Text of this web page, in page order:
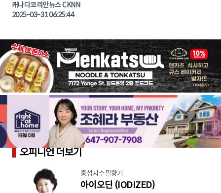
스 | CKNNEWS | 캐나다뉴스 | 토론토뉴스
캐나다코리안뉴스 CKNN
2025-03-31 06:25:44
오피니언 더보기
홍성자수필향기
아이오딘 (IODIZED)